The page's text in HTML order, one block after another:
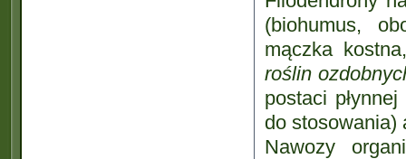
(biohumus,
mączka
roślin
postaci
do stosowania)
Nawozy